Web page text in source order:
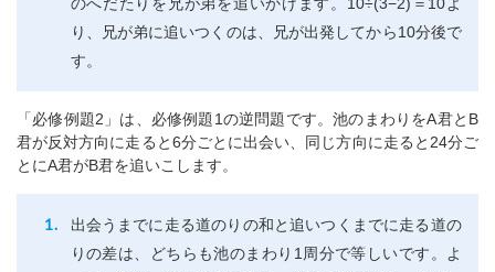
り、兄が弟に追いつくのは、兄が出発してから10分後で
す。
「必修例題2」は、必修例題1の逆問題です。池のまわりをA君とB
君が反対方向に走ると6分ごとに出会い、同じ方向に走ると24分ご
とにA君がB君を追いこします。
出会うまでに走る道のりの和と追いつくまでに走る道の
りの差は、どちらも池のまわり1周分で等しいです。よ